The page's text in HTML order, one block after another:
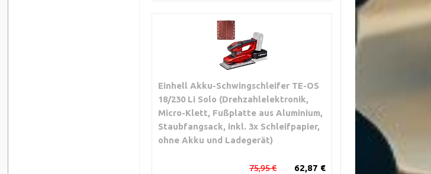
Einhell Akku-Schwingschleifer TE-OS
18/230 Li Solo (Drehzahlelektronik,
Micro-Klett, Fußplatte aus Aluminium,
Staubfangsack, inkl. 3x Schleifpapier,
ohne Akku und Ladegerät)
62,87 €
75,95 €